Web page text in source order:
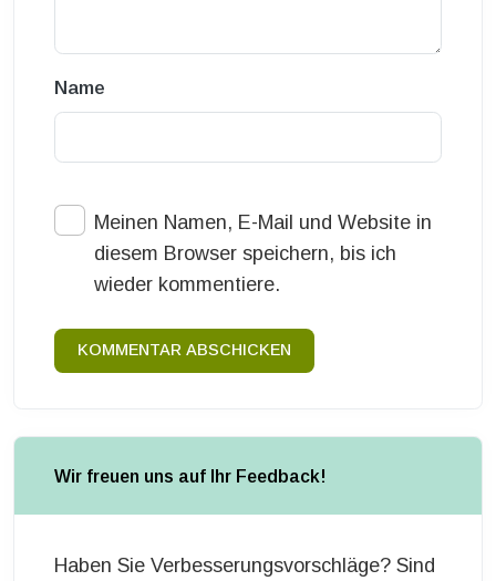
Name
Meinen Namen, E-Mail und Website in
diesem Browser speichern, bis ich
wieder kommentiere.
KOMMENTAR ABSCHICKEN
Wir freuen uns auf Ihr Feedback!
Haben Sie Verbesserungsvorschläge? Sind